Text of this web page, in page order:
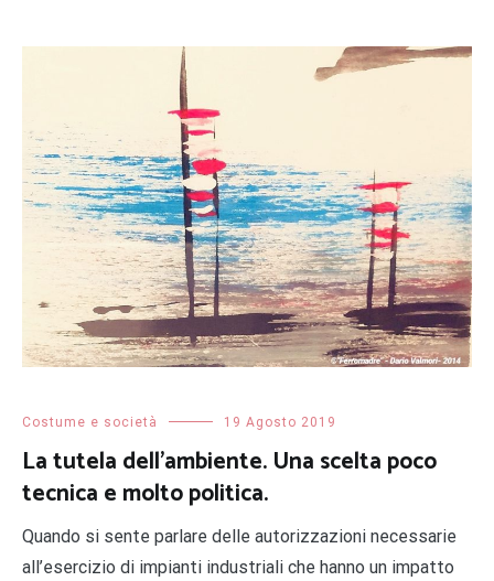
Costume e società 19 Agosto 2019
La tutela dell’ambiente. Una scelta poco
tecnica e molto politica.
Quando si sente parlare delle autorizzazioni necessarie
all’esercizio di impianti industriali che hanno un impatto